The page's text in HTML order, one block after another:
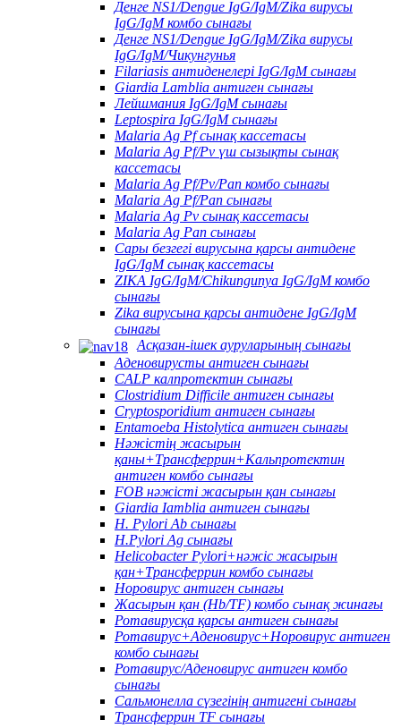
Денге NS1/Dengue IgG/IgM/Zika вирусы
IgG/IgM комбо сынағы
Денге NS1/Dengue IgG/IgM/Zika вирусы
IgG/IgM/Чикунгунья
Filariasis антиденелері IgG/IgM сынағы
Giardia Lamblia антиген сынағы
Лейшмания IgG/IgM сынағы
Leptospira IgG/IgM сынағы
Malaria Ag Pf сынақ кассетасы
Malaria Ag Pf/Pv үш сызықты сынақ
кассетасы
Malaria Ag Pf/Pv/Pan комбо сынағы
Malaria Ag Pf/Pan сынағы
Malaria Ag Pv сынақ кассетасы
Malaria Ag Pan сынағы
Сары безгегі вирусына қарсы антидене
IgG/IgM сынақ кассетасы
ZIKA IgG/IgM/Chikungunya IgG/IgM комбо
сынағы
Zika вирусына қарсы антидене IgG/IgM
сынағы
Асқазан-ішек ауруларының сынағы
Аденовирусты антиген сынағы
CALP калпротектин сынағы
Clostridium Difficile антиген сынағы
Cryptosporidium антиген сынағы
Entamoeba Histolytica антиген сынағы
Нәжістің жасырын
қаны+Трансферрин+Кальпротектин
антиген комбо сынағы
FOB нәжісті жасырын қан сынағы
Giardia Iamblia антиген сынағы
H. Pylori Ab сынағы
H.Pylori Ag сынағы
Helicobacter Pylori+нәжіс жасырын
қан+Трансферрин комбо сынағы
Норовирус антиген сынағы
Жасырын қан (Hb/TF) комбо сынақ жинағы
Ротавирусқа қарсы антиген сынағы
Ротавирус+Аденовирус+Норовирус антиген
комбо сынағы
Ротавирус/Аденовирус антиген комбо
сынағы
Сальмонелла сүзегінің антигені сынағы
Трансферрин TF сынағы